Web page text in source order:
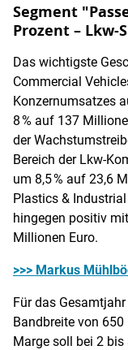
Segment
Prozent – Lkw-
Das wichtigste
Commercial
Konzernumsatzes
8 % auf 137
der
Bereich der Lkw-
um 8,5 % auf 23,6
Plastics &
hingegen positiv
Millionen Euro.
>>> Markus
Für das
Bandbreite von 650
Marge soll bei 2 bis